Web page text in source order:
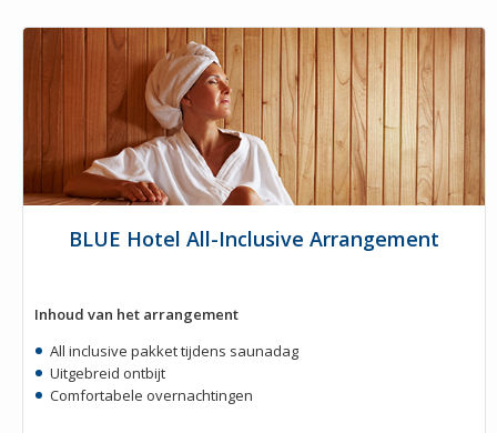
BLUE Hotel All-Inclusive Arrangement
Inhoud van het arrangement
All inclusive pakket tijdens saunadag
Uitgebreid ontbijt
Comfortabele overnachtingen